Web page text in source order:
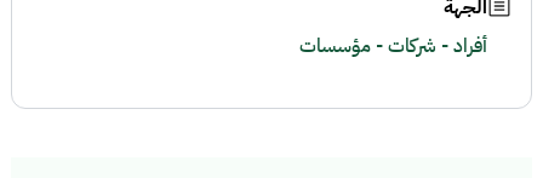
الجهة
أفراد - شركات - مؤسسات